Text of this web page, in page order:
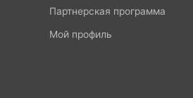
Партнерская программа
Мой профиль